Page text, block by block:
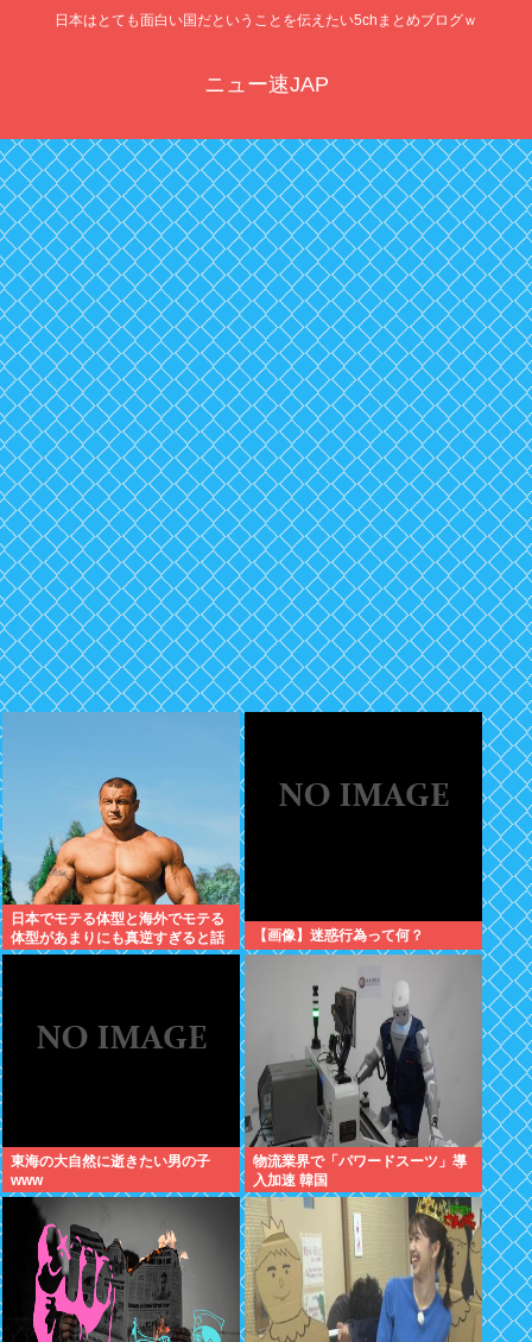
日本はとても面白い国だということを伝えたい5chまとめブログｗ
ニュー速JAP
日本でモテる体型と海外でモテる
体型があまりにも真逆すぎると話
題に。何故日本人はヒョロガリを
【画像】迷惑行為って何？
東海の大自然に逝きたい男の子
www
物流業界で「パワードスーツ」導
入加速 韓国